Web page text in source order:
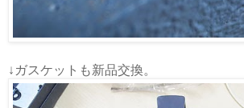
↓ガスケットも新品交換。